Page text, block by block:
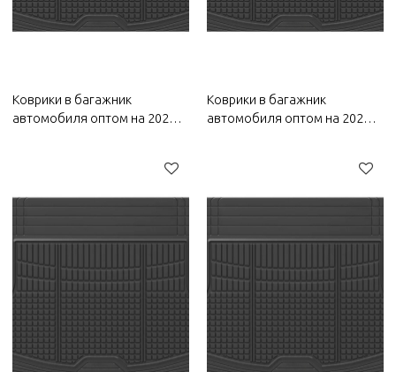
Коврики в багажник
автомобиля оптом на 2022
Коврики в багажник
автомобиля оптом на 2022